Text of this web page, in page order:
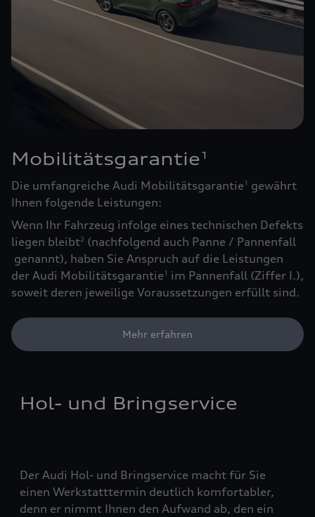
Mobilitätsgarantie1
Die umfangreiche Audi Mobilitätsgarantie1
gewährt
Ihnen folgende Leistungen:
Wenn Ihr Fahrzeug infolge eines technischen Defekts
liegen bleibt2 (nachfolgend auch Panne / Pannenfall
genannt), haben Sie Anspruch auf die Leistungen
der Audi Mobilitätsgarantie1
im Pannenfall (Ziffer I.),
soweit deren jeweilige Voraussetzungen erfüllt sind.
Mehr erfahren
Hol- und Bringservice
Der Audi Hol- und Bringservice macht für Sie
einen Werkstatttermin deutlich komfortabler,
denn er nimmt Ihnen den Aufwand ab, den ein